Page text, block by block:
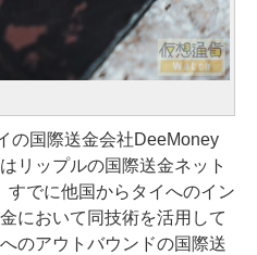
の国際送金会社DeeMoney
リップルの国際送金ネット
すでに他国からタイへのイン
において同技術を活用して
のアウトバウンドの国際送